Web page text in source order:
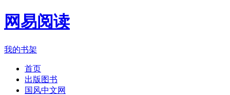
网易阅读
我的书架
首页
出版图书
国风中文网